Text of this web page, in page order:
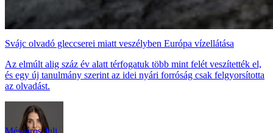
Svájc olvadó gleccserei miatt veszélyben Európa vízellátása
Az elmúlt alig száz év alatt térfogatuk több mint felét veszítették el,
és egy új tanulmány szerint az idei nyári forróság csak felgyorsította
az olvadást.